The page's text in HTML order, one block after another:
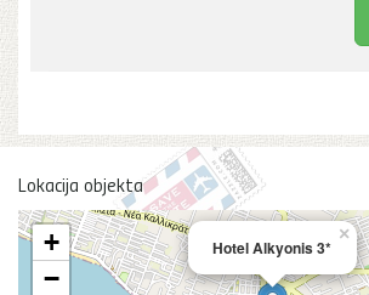
Lokacija objekta
Hotel Alkyonis 3*
×
+
−